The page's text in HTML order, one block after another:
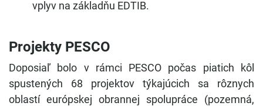
vplyv na základňu EDTIB.
Projekty PESCO
Doposiaľ bolo v rámci PESCO počas piatich kôl
spustených 68 projektov týkajúcich sa rôznych
oblastí európskej obrannej spolupráce (pozemná,